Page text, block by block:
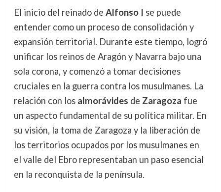
El inicio del reinado de Alfonso I se puede
entender como un proceso de consolidación y
expansión territorial. Durante este tiempo, logró
unificar los reinos de Aragón y Navarra bajo una
sola corona, y comenzó a tomar decisiones
cruciales en la guerra contra los musulmanes. La
relación con los almorávides de Zaragoza fue
un aspecto fundamental de su política militar. En
su visión, la toma de Zaragoza y la liberación de
los territorios ocupados por los musulmanes en
el valle del Ebro representaban un paso esencial
en la reconquista de la península.